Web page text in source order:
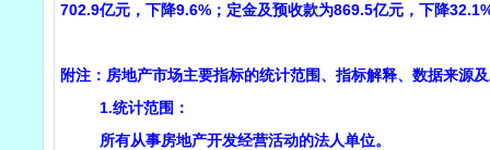
702.9亿元，下降9.6%；定金及预收款为869.5亿元，下降
附注：房地产市场主要指标的统计范围、指标解释、数据来源
1.统计范围：
所有从事房地产开发经营活动的法人单位。